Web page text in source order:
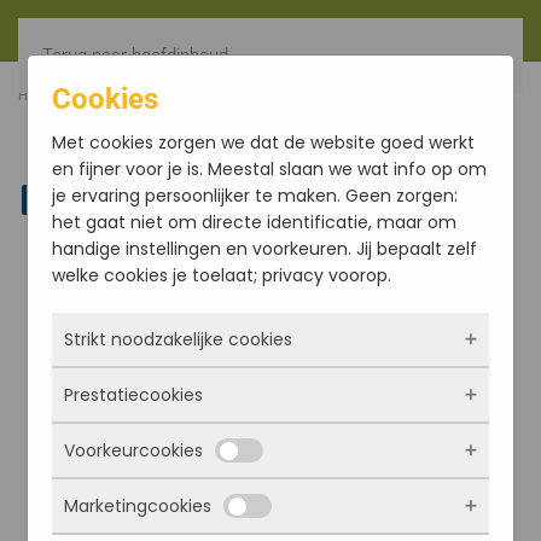
Terug naar hoofdinhoud
HOME FILTER
Linkedin
Cookies
Met cookies zorgen we dat de website goed werkt
en fijner voor je is. Meestal slaan we wat info op om
je ervaring persoonlijker te maken. Geen zorgen:
het gaat niet om directe identificatie, maar om
handige instellingen en voorkeuren. Jij bepaalt zelf
welke cookies je toelaat; privacy voorop.
Strikt noodzakelijke cookies
Deze cookies zorgen ervoor dat de website
überhaupt werkt. Ze zijn dus altijd actief en
kunnen niet worden uitgezet. Meestal worden
ze alleen geplaatst als jij iets doet, zoals
inloggen, een formulier invullen of je
Prestatiecookies
Met deze cookies zien we hoe vaak onze site
bezocht wordt, waar bezoekers vandaan
komen en welke pagina’s populair zijn. Zo
Voorkeurcookies
Deze cookies onthouden jouw voorkeuren.
Marketingcookies